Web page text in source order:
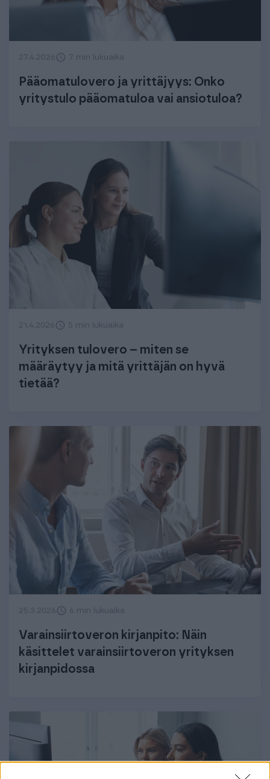
27.4.2026 7 min lukuaika
Pääomatulovero ja yrittäjyys: Onko
yritystulo pääomatuloa vai ansiotuloa?
21.4.2026 5 min lukuaika
Yrityksen tulovero – miten se
määräytyy ja mitä yrittäjän on hyvä
tietää?
25.3.2026 6 min lukuaika
Varainsiirtoveron kirjanpito: Näin
käsittelet varainsiirtoveron yrityksen
kirjanpidossa